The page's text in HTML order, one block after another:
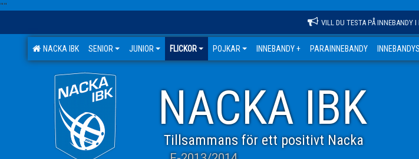
""
VILL DU TESTA PÅ INNEBANDY
NACKA IBK SENIOR JUNIOR FLICKOR POJKAR INNEBANDY + PARAINNEBANDY
NACKA IBK
Tillsammans för ett positivt Nacka